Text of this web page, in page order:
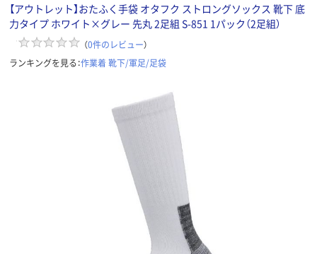
【アウトレット】おたふく手袋 オタフク ストロングソックス 靴下 底
力タイプ ホワイト×グレー 先丸 2足組 S-851 1パック（2足組）
（0件のレビュー）
ランキングを見る：作業着 靴下/軍足/足袋